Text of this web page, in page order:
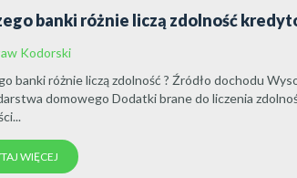
banki różnie liczą zdolność
Kodorski
banki różnie liczą zdolność ? Źródło dochodu
domowego Dodatki brane do liczenia
WIĘCEJ